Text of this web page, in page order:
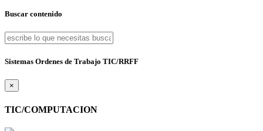
Buscar contenido
Sistemas Ordenes de Trabajo TIC/RRFF
×
TIC/COMPUTACION